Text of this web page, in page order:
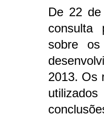
De 22
consulta
sobre
2013. Os